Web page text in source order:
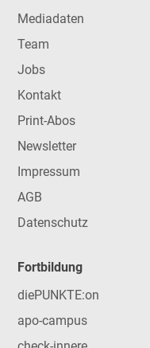
Mediadaten
Team
Jobs
Kontakt
Print-Abos
Newsletter
Impressum
AGB
Datenschutz
Fortbildung
diePUNKTE:on
apo-campus